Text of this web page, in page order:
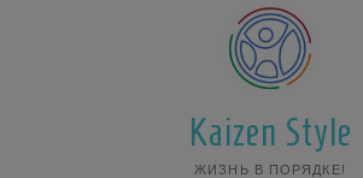
Kaizen Style
ЖИЗНЬ В ПОРЯДКЕ!